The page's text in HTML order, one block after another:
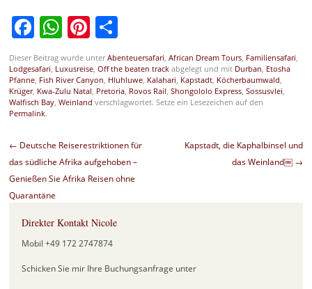
Facebook
WhatsApp
Pinterest
Teilen
Dieser Beitrag wurde unterAbenteuersafari African Dream Tours, Familiensafari
Lodgesafari Luxusreise, Off the beaten trackabgelegt und mit Durban Etosha
Pfanne, Fish River Canyon Hluhluwe, Kalahari Kapstadt, Köcherbaumwald
Krüger, Kwa-Zulu Natal Pretoria, Rovos Rail Shongololo Express, Sossusvlei
Walfisch Bay, Weinland verschlagwortet. Setze ein Lesezeichen auf den
Permalink.
Beitragsnavigation
← Deutsche Reiserestriktionen für
das südliche Afrika aufgehoben –
Genießen Sie Afrika Reisen ohne
Quarantäne
Kapstadt, die Kaphalbinsel und
das Weinland￼ →
Direkter Kontakt Nicole
Mobil +49 172 2747874
Schicken Sie mir Ihre Buchungsanfrage unter